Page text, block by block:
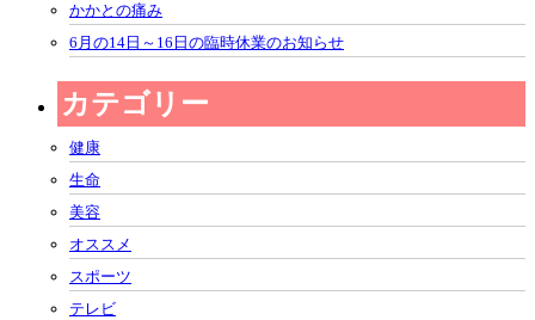
かかとの痛み
6月の14日～16日の臨時休業のお知らせ
カテゴリー
健康
生命
美容
オススメ
スポーツ
テレビ